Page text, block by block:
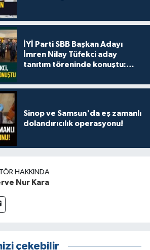
İYİ Parti SBB Başkan Adayı
İmren Nilay Tüfekci aday
tanıtım töreninde konuştu:
Sinop ve Samsun'da eş zamanlı
dolandırıcılık operasyonu!
HAKKINDA
Nur Kara
çekebilir